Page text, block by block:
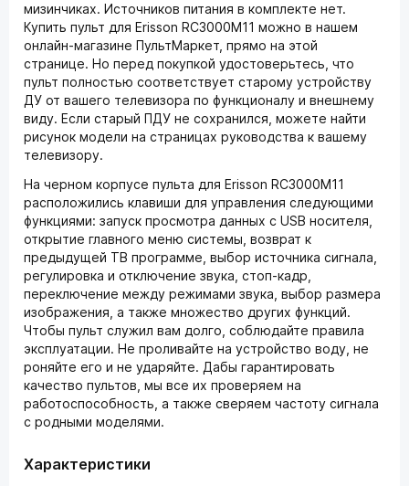
мизинчиках. Источников питания в комплекте нет.
Купить пульт для Erisson RC3000M11 можно в нашем
онлайн-магазине ПультМаркет, прямо на этой
странице. Но перед покупкой удостоверьтесь, что
пульт полностью соответствует старому устройству
ДУ от вашего телевизора по функционалу и внешнему
виду. Если старый ПДУ не сохранился, можете найти
рисунок модели на страницах руководства к вашему
телевизору.
На черном корпусе пульта для Erisson RC3000M11
расположились клавиши для управления следующими
функциями: запуск просмотра данных с USB носителя,
открытие главного меню системы, возврат к
предыдущей ТВ программе, выбор источника сигнала,
регулировка и отключение звука, стоп-кадр,
переключение между режимами звука, выбор размера
изображения, а также множество других функций.
Чтобы пульт служил вам долго, соблюдайте правила
эксплуатации. Не проливайте на устройство воду, не
роняйте его и не ударяйте. Дабы гарантировать
качество пультов, мы все их проверяем на
работоспособность, а также сверяем частоту сигнала
с родными моделями.
Характеристики